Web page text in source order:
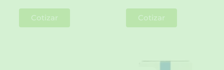
Cotizar Cotizar